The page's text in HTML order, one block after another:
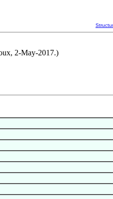
2-May-2017.)